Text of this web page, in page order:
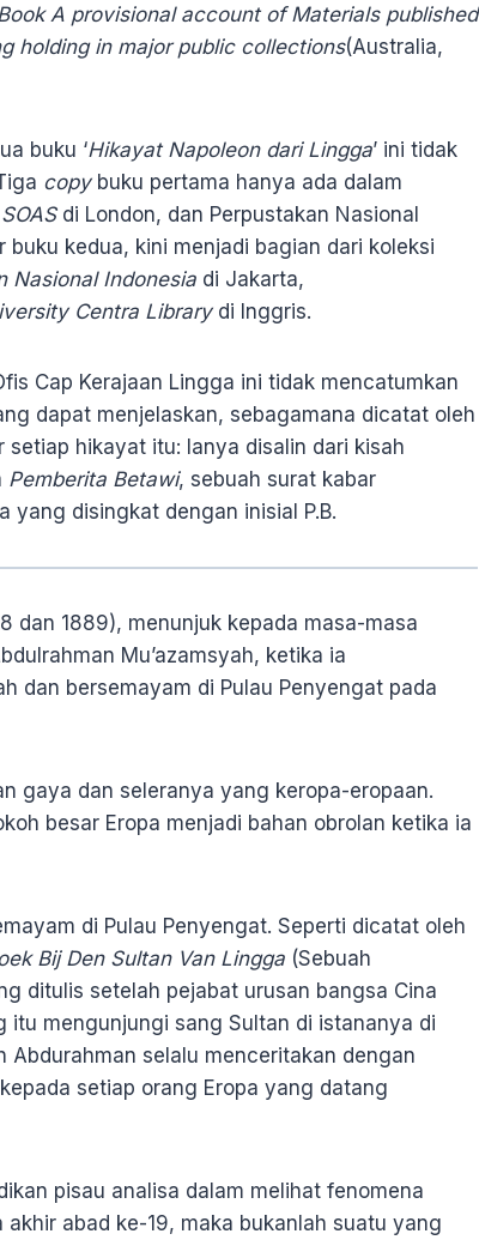
A provisional account of Materials published
holding in major public collections(Australia,
buku ‘Hikayat Napoleon dari Lingga’ ini tidak
copybuku pertama hanya ada dalam
SOASdi London, dan Perpustakan Nasional
kedua, kini menjadi bagian dari koleksi
Nasional Indonesia di Jakarta,
Centra Librarydi Inggris.
Cap Kerajaan Lingga ini tidak mencatumkan
dapat menjelaskan, sebagamana dicatat oleh
hikayat itu: Ianya disalin dari kisah
Pemberita Betawi, sebuah surat kabar
yang disingkat dengan inisial P.B.
dan 1889), menunjuk kepada masa-masa
Mu’azamsyah, ketika ia
dan bersemayam di Pulau Penyengat pada
gaya dan seleranya yang keropa-eropaan.
besar Eropa menjadi bahan obrolan ketika ia
di Pulau Penyengat. Seperti dicatat oleh
Bij Den Sultan Van Lingga (Sebuah
ditulis setelah pejabat urusan bangsa Cina
itu mengunjungi sang Sultan di istananya di
Abdurahman selalu menceritakan dengan
setiap orang Eropa yang datang
pisau analisa dalam melihat fenomena
akhir abad ke-19, maka bukanlah suatu yang